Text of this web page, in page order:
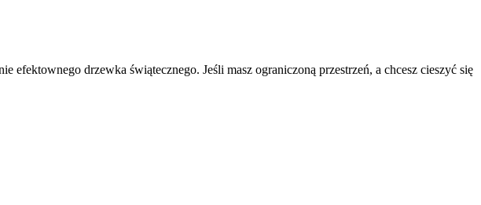
efektownego drzewka świątecznego. Jeśli masz ograniczoną przestrzeń, a chcesz cieszyć się